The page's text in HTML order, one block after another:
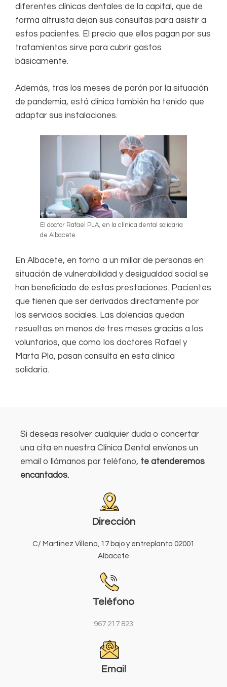
diferentes clínicas dentales de la capital, que de
forma altruista dejan sus consultas para asistir a
estos pacientes. El precio que ellos pagan por sus
tratamientos sirve para cubrir gastos
básicamente.
Además, tras los meses de parón por la situación
de pandemia, está clínica también ha tenido que
adaptar sus instalaciones.
El doctor Rafael PLA, en la clínica dental solidaria
de Albacete
En Albacete, en torno a un millar de personas en
situación de vulnerabilidad y desigualdad social se
han beneficiado de estas prestaciones. Pacientes
que tienen que ser derivados directamente por
los servicios sociales. Las dolencias quedan
resueltas en menos de tres meses gracias a los
voluntarios, que como los doctores Rafael y
Marta Pla, pasan consulta en esta clínica
solidaria.
Si deseas resolver cualquier duda o concertar
una cita en nuestra Clínica Dental envíanos un
email o llámanos por teléfono, te atenderemos
encantados.
Dirección
C/ Martinez Villena, 17 bajo y entreplanta 02001
Albacete
Teléfono
967 217 823
Email